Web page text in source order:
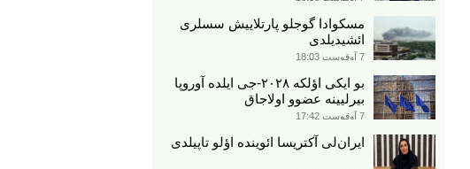
مسکوادا گوجلو پارتلاییش سسلری
ائشیدیلدی
7 آوقوست 18:03
بو ایکی اؤلکه ۲۰۲۸-جی ایلده آوروپا
بیرلیینه عضوو اولاجاق
7 آوقوست 17:42
ایران‌لی آکتریسا ائوینده اؤلو تاپیلدی